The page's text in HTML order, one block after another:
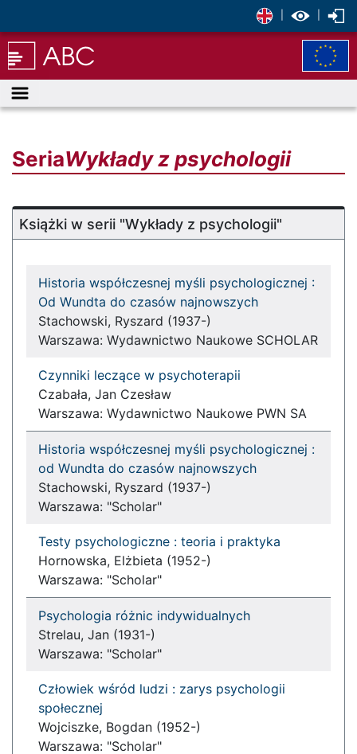
Menu
SeriaWykłady z psychologii
Książki w serii "Wykłady z psychologii"
Historia współczesnej myśli psychologicznej :
Od Wundta do czasów najnowszych
Stachowski, Ryszard (1937-)
Warszawa: Wydawnictwo Naukowe SCHOLAR
Czynniki leczące w psychoterapii
Czabała, Jan Czesław
Warszawa: Wydawnictwo Naukowe PWN SA
Historia współczesnej myśli psychologicznej :
od Wundta do czasów najnowszych
Stachowski, Ryszard (1937-)
Warszawa: "Scholar"
Testy psychologiczne : teoria i praktyka
Hornowska, Elżbieta (1952-)
Warszawa: "Scholar"
Psychologia różnic indywidualnych
Strelau, Jan (1931-)
Warszawa: "Scholar"
Człowiek wśród ludzi : zarys psychologii
społecznej
Wojciszke, Bogdan (1952-)
Warszawa: "Scholar"